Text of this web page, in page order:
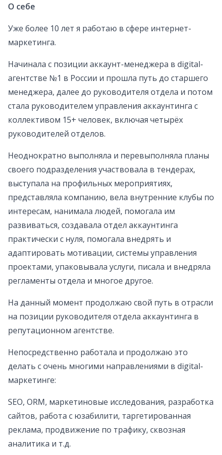
О себе
Уже более 10 лет я работаю в сфере интернет-
маркетинга.
Начинала с позиции аккаунт-менеджера в digital-
агентстве №1 в России и прошла путь до старшего
менеджера, далее до руководителя отдела и потом
стала руководителем управления аккаунтинга с
коллективом 15+ человек, включая четырёх
руководителей отделов.
Неоднократно выполняла и перевыполняла планы
своего подразделения участвовала в тендерах,
выступала на профильных мероприятиях,
представляла компанию, вела внутренние клубы по
интересам, нанимала людей, помогала им
развиваться, создавала отдел аккаунтинга
практически с нуля, помогала внедрять и
адаптировать мотивации, системы управления
проектами, упаковывала услуги, писала и внедряла
регламенты отдела и многое другое.
На данный момент продолжаю свой путь в отрасли
на позиции руководителя отдела аккаунтинга в
репутационном агентстве.
Непосредственно работала и продолжаю это
делать с очень многими направлениями в digital-
маркетинге:
SEO, ORM, маркетиновые исследования, разработка
сайтов, работа с юзабилити, таргетированная
реклама, продвижение по трафику, сквозная
аналитика и т.д.